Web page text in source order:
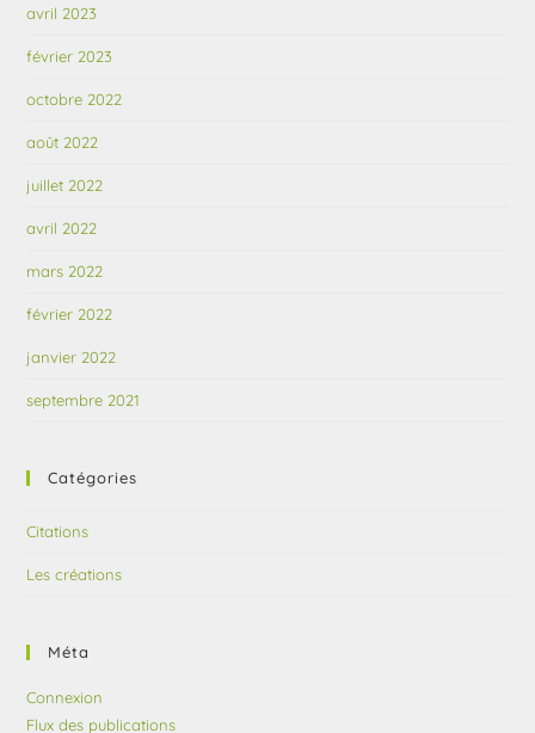
avril 2023
février 2023
octobre 2022
août 2022
juillet 2022
avril 2022
mars 2022
février 2022
janvier 2022
septembre 2021
Catégories
Citations
Les créations
Méta
Connexion
Flux des publications